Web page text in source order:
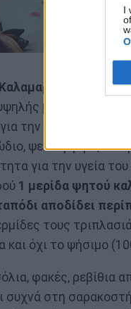
I
χταπόδι):
βιολογικής
την καλή
ψευδάργυρο,
για την υγεία
1 μερίδα ψητού
αποδίδει
τους
και όχι το ψήσιμο
φακές, ρεβίθια
συχνά στη